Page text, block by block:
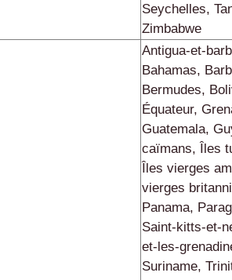
Seychelles,
Zimbabwe
Antigua-et-
Bahamas,
Bermudes,
Équateur,
Guatemala,
caïmans, Îles
Îles vierges
vierges
Panama,
Saint-kitts-et-
et-les-
Suriname,